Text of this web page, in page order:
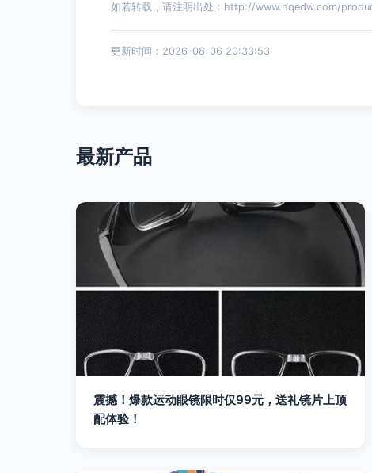
如若转载，请注明出处：http://www.hqedw.com/
更新时间：2026-08-06 20:33:53
最新产品
震撼！爆款运动眼镜限时仅99元，送礼镜片上顶
配体验！